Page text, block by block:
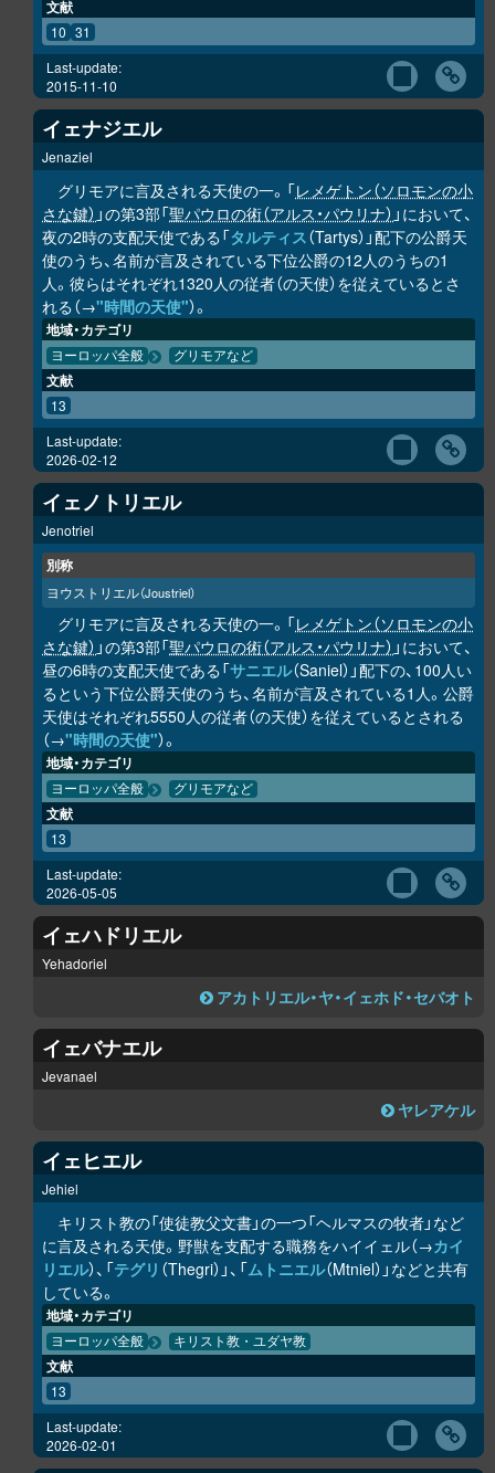
文献
10 31
Last-update:
2015-11-10
イェナジエル
Jenaziel
グリモアに言及される天使の一。「レメゲトン（ソロモンの小
さな鍵） 」の第3部「聖パウロの術（アルス・パウリナ） 」において、
夜の2時の支配天使である「タルティス（Tartys）」配下の公爵天
使のうち、名前が言及されている下位公爵の12人のうちの1
人。彼らはそれぞれ1320人の従者（の天使）を従えているとさ
れる（→"時間の天使"）。
地域・カテゴリ
ヨーロッパ全般 グリモアなど
文献
13
Last-update:
2026-02-12
イェノトリエル
Jenotriel
別称
ヨウストリエル（Joustriel）
グリモアに言及される天使の一。「レメゲトン（ソロモンの小
さな鍵） 」の第3部「聖パウロの術（アルス・パウリナ） 」において、
昼の6時の支配天使である「サニエル（Saniel）」配下の、100人い
るという下位公爵天使のうち、名前が言及されている1人。公爵
天使はそれぞれ5550人の従者（の天使）を従えているとされる
（→"時間の天使"）。
地域・カテゴリ
ヨーロッパ全般 グリモアなど
文献
13
Last-update:
2026-05-05
イェハドリエル
Yehadoriel
アカトリエル・ヤ・イェホド・セバオト
イェバナエル
Jevanael
ヤレアケル
イェヒエル
Jehiel
キリスト教の「使徒教父文書」の一つ「ヘルマスの牧者」など
に言及される天使。野獣を支配する職務をハイイェル（→カイ
リエル）、「テグリ （Thegri）」、「ムトニエル（Mtniel）」などと共有
している。
地域・カテゴリ
ヨーロッパ全般 キリスト教・ユダヤ教
文献
13
Last-update:
2026-02-01